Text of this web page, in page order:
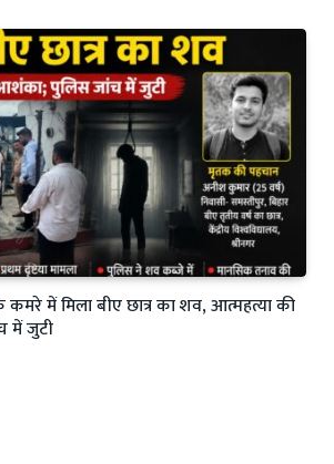
कमरे में मिला बीए छात्र का शव, आत्महत्या की
में जुटी